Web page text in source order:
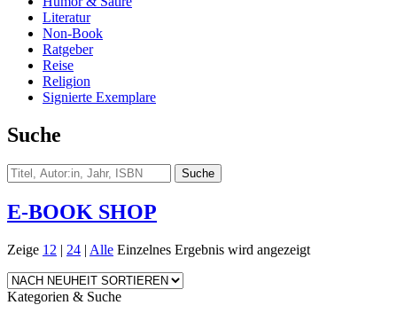
Literatur
Non-Book
Ratgeber
Reise
Religion
Signierte Exemplare
Suche
E-BOOK SHOP
Zeige 12 | 24 | Alle Einzelnes Ergebnis wird angezeigt
Kategorien & Suche